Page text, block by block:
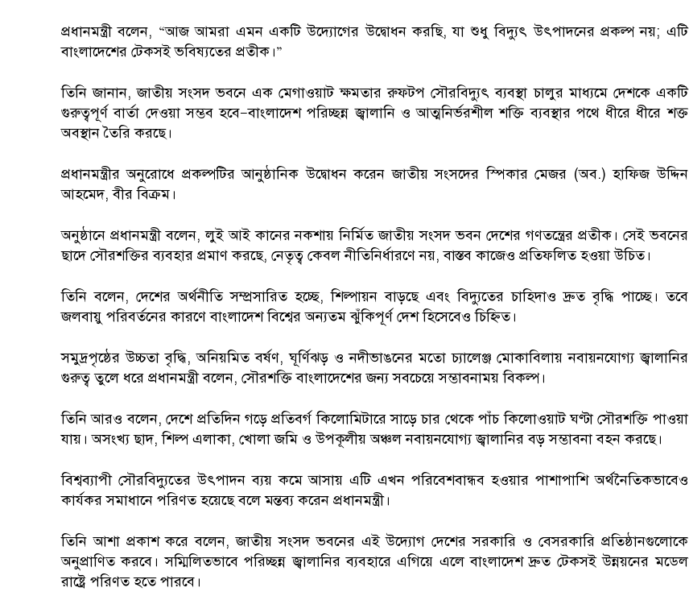
প্রধানমন্ত্রী বলেন, “আজ আমরা এমন একটি উদ্যোগের উদ্বোধন করছি, যা শুধু বিদ্যুৎ উৎপাদনের প্রকল্প নয়; এটি
বাংলাদেশের টেকসই ভবিষ্যতের প্রতীক।”
তিনি জানান, জাতীয় সংসদ ভবনে এক মেগাওয়াট ক্ষমতার রুফটপ সৌরবিদ্যুৎ ব্যবস্থা চালুর মাধ্যমে দেশকে একটি
গুরুত্বপূর্ণ বার্তা দেওয়া সম্ভব হবে—বাংলাদেশ পরিচ্ছন্ন জ্বালানি ও আত্মনির্ভরশীল শক্তি ব্যবস্থার পথে ধীরে ধীরে শক্ত
অবস্থান তৈরি করছে।
প্রধানমন্ত্রীর অনুরোধে প্রকল্পটির আনুষ্ঠানিক উদ্বোধন করেন জাতীয় সংসদের স্পিকার মেজর (অব.) হাফিজ উদ্দিন
আহমেদ, বীর বিক্রম।
অনুষ্ঠানে প্রধানমন্ত্রী বলেন, লুই আই কানের নকশায় নির্মিত জাতীয় সংসদ ভবন দেশের গণতন্ত্রের প্রতীক। সেই ভবনের
ছাদে সৌরশক্তির ব্যবহার প্রমাণ করছে, নেতৃত্ব কেবল নীতিনির্ধারণে নয়, বাস্তব কাজেও প্রতিফলিত হওয়া উচিত।
তিনি বলেন, দেশের অর্থনীতি সম্প্রসারিত হচ্ছে, শিল্পায়ন বাড়ছে এবং বিদ্যুতের চাহিদাও দ্রুত বৃদ্ধি পাচ্ছে। তবে
জলবায়ু পরিবর্তনের কারণে বাংলাদেশ বিশ্বের অন্যতম ঝুঁকিপূর্ণ দেশ হিসেবেও চিহ্নিত।
সমুদ্রপৃষ্ঠের উচ্চতা বৃদ্ধি, অনিয়মিত বর্ষণ, ঘূর্ণিঝড় ও নদীভাঙনের মতো চ্যালেঞ্জ মোকাবিলায় নবায়নযোগ্য জ্বালানির
গুরুত্ব তুলে ধরে প্রধানমন্ত্রী বলেন, সৌরশক্তি বাংলাদেশের জন্য সবচেয়ে সম্ভাবনাময় বিকল্প।
তিনি আরও বলেন, দেশে প্রতিদিন গড়ে প্রতিবর্গ কিলোমিটারে সাড়ে চার থেকে পাঁচ কিলোওয়াট ঘণ্টা সৌরশক্তি পাওয়া
যায়। অসংখ্য ছাদ, শিল্প এলাকা, খোলা জমি ও উপকূলীয় অঞ্চল নবায়নযোগ্য জ্বালানির বড় সম্ভাবনা বহন করছে।
বিশ্বব্যাপী সৌরবিদ্যুতের উৎপাদন ব্যয় কমে আসায় এটি এখন পরিবেশবান্ধব হওয়ার পাশাপাশি অর্থনৈতিকভাবেও
কার্যকর সমাধানে পরিণত হয়েছে বলে মন্তব্য করেন প্রধানমন্ত্রী।
তিনি আশা প্রকাশ করে বলেন, জাতীয় সংসদ ভবনের এই উদ্যোগ দেশের সরকারি ও বেসরকারি প্রতিষ্ঠানগুলোকে
অনুপ্রাণিত করবে। সম্মিলিতভাবে পরিচ্ছন্ন জ্বালানির ব্যবহারে এগিয়ে এলে বাংলাদেশ দ্রুত টেকসই উন্নয়নের মডেল
রাষ্ট্রে পরিণত হতে পারবে।